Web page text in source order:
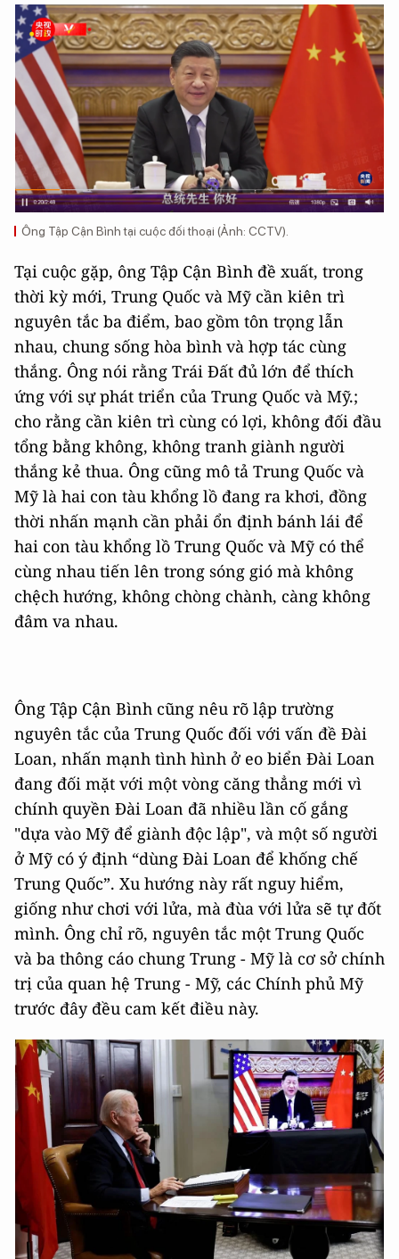
Ông Tập Cận Bình tại cuộc đối thoại (Ảnh: CCTV).
Tại cuộc gặp, ông Tập Cận Bình đề xuất, trong
thời kỳ mới, Trung Quốc và Mỹ cần kiên trì
nguyên tắc ba điểm, bao gồm tôn trọng lẫn
nhau, chung sống hòa bình và hợp tác cùng
thắng. Ông nói rằng Trái Đất đủ lớn để thích
ứng với sự phát triển của Trung Quốc và Mỹ.;
cho rằng cần kiên trì cùng có lợi, không đối đầu
tổng bằng không, không tranh giành người
thắng kẻ thua. Ông cũng mô tả Trung Quốc và
Mỹ là hai con tàu khổng lồ đang ra khơi, đồng
thời nhấn mạnh cần phải ổn định bánh lái để
hai con tàu khổng lồ Trung Quốc và Mỹ có thể
cùng nhau tiến lên trong sóng gió mà không
chệch hướng, không chòng chành, càng không
đâm va nhau.
Ông Tập Cận Bình cũng nêu rõ lập trường
nguyên tắc của Trung Quốc đối với vấn đề Đài
Loan, nhấn mạnh tình hình ở eo biển Đài Loan
đang đối mặt với một vòng căng thẳng mới vì
chính quyền Đài Loan đã nhiều lần cố gắng
"dựa vào Mỹ để giành độc lập", và một số người
ở Mỹ có ý định “dùng Đài Loan để khống chế
Trung Quốc”. Xu hướng này rất nguy hiểm,
giống như chơi với lửa, mà đùa với lửa sẽ tự đốt
mình. Ông chỉ rõ, nguyên tắc một Trung Quốc
và ba thông cáo chung Trung - Mỹ là cơ sở chính
trị của quan hệ Trung - Mỹ, các Chính phủ Mỹ
trước đây đều cam kết điều này.